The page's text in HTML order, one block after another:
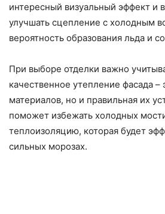
интересный визуальный эффект и
улучшать сцепление с холодным
вероятность образования льда и
При выборе отделки важно
качественное утепление фасада –
материалов, но и правильная их
поможет избежать холодных
теплоизоляцию, которая будет
сильных морозах.